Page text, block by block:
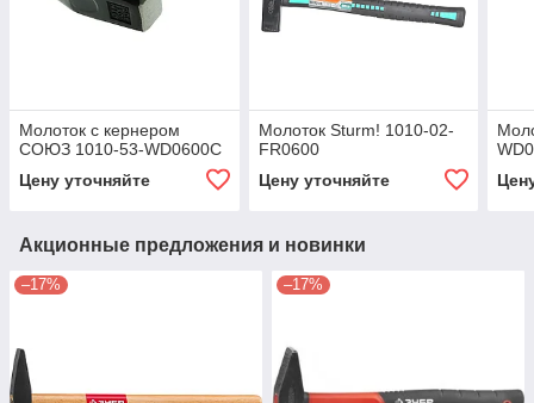
Молоток с кернером
СОЮЗ 1010-53-WD0600C
Цену уточняйте
Молоток Sturm! 1010-02-
FR0600
Цену уточняйте
Акционные предложения и новинки
–17% –17%